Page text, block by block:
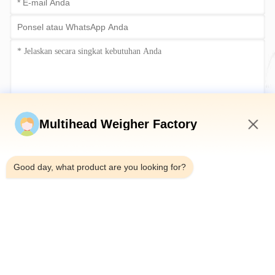
Kirim sekarang
Multihead Weigher Factory
Good day, what product are you looking for?